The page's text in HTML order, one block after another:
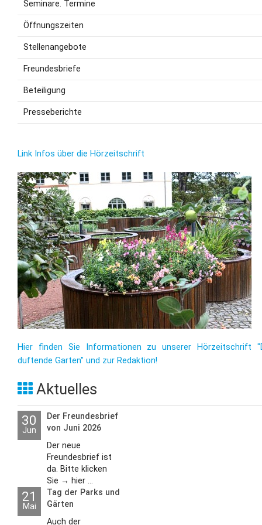
Seminare. Termine
Öffnungszeiten
Stellenangebote
Freundesbriefe
Beteiligung
Presseberichte
Link Infos über die Hörzeitschrift
Hier finden Sie Informationen zu unserer Hörzeitschrift
duftende Garten" und zur Redaktion!
Aktuelles
30
Jun
Der Freundesbrief
von Juni 2026
Der neue
Freundesbrief ist
da. Bitte klicken
Sie → hier ...
21
Mai
Tag der Parks und
Gärten
Auch der